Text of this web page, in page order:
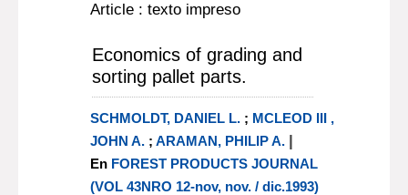
Article : texto impreso
Economics of grading and
sorting pallet parts.
SCHMOLDT, DANIEL L.; MCLEOD III ,
JOHN A.; ARAMAN, PHILIP A. |
En FOREST PRODUCTS JOURNAL
(VOL 43NRO 12-nov, nov. / dic.1993)